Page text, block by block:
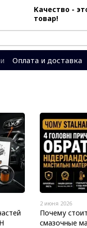
Качество -
товар!
Оплата и доставка
Система скидок
2 июня 2026
Почему
смазочные